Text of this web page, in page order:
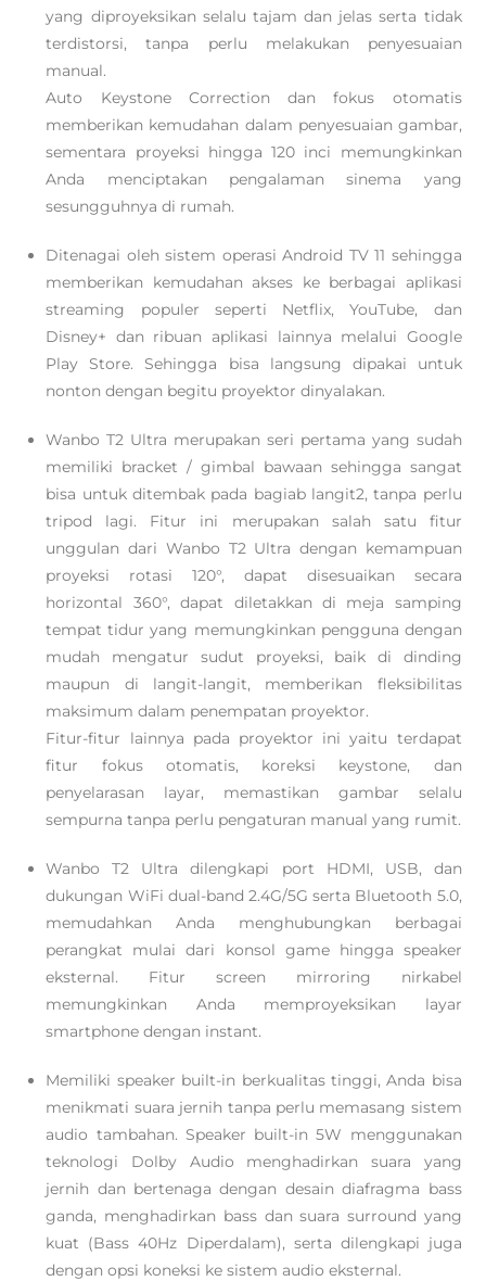
yang diproyeksikan selalu tajam dan jelas serta tidak
terdistorsi, tanpa perlu melakukan penyesuaian
manual.
Auto Keystone Correction dan fokus otomatis
memberikan kemudahan dalam penyesuaian gambar,
sementara proyeksi hingga 120 inci memungkinkan
Anda menciptakan pengalaman sinema yang
sesungguhnya di rumah.
Ditenagai oleh sistem operasi Android TV 11 sehingga
memberikan kemudahan akses ke berbagai aplikasi
streaming populer seperti Netflix, YouTube, dan
Disney+ dan ribuan aplikasi lainnya melalui Google
Play Store. Sehingga bisa langsung dipakai untuk
nonton dengan begitu proyektor dinyalakan.
Wanbo T2 Ultra merupakan seri pertama yang sudah
memiliki bracket / gimbal bawaan sehingga sangat
bisa untuk ditembak pada bagiab langit2, tanpa perlu
tripod lagi. Fitur ini merupakan salah satu fitur
unggulan dari Wanbo T2 Ultra dengan kemampuan
proyeksi rotasi 120°, dapat disesuaikan secara
horizontal 360°, dapat diletakkan di meja samping
tempat tidur yang memungkinkan pengguna dengan
mudah mengatur sudut proyeksi, baik di dinding
maupun di langit-langit, memberikan fleksibilitas
maksimum dalam penempatan proyektor.
Fitur-fitur lainnya pada proyektor ini yaitu terdapat
fitur fokus otomatis, koreksi keystone, dan
penyelarasan layar, memastikan gambar selalu
sempurna tanpa perlu pengaturan manual yang rumit.
Wanbo T2 Ultra dilengkapi port HDMI, USB, dan
dukungan WiFi dual-band 2.4G/5G serta Bluetooth 5.0,
memudahkan Anda menghubungkan berbagai
perangkat mulai dari konsol game hingga speaker
eksternal. Fitur screen mirroring nirkabel
memungkinkan Anda memproyeksikan layar
smartphone dengan instant.
Memiliki speaker built-in berkualitas tinggi, Anda bisa
menikmati suara jernih tanpa perlu memasang sistem
audio tambahan. Speaker built-in 5W menggunakan
teknologi Dolby Audio menghadirkan suara yang
jernih dan bertenaga dengan desain diafragma bass
ganda, menghadirkan bass dan suara surround yang
kuat (Bass 40Hz Diperdalam), serta dilengkapi juga
dengan opsi koneksi ke sistem audio eksternal.